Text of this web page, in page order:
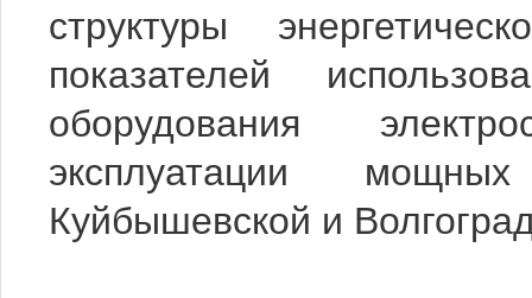
структуры
показателей
оборудования
эксплуатации
Куйбышевской и